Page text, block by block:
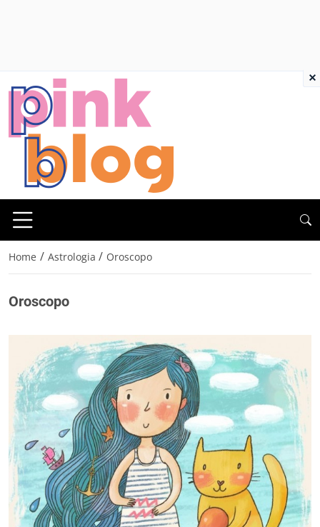
Home / Astrologia / Oroscopo
Oroscopo
×